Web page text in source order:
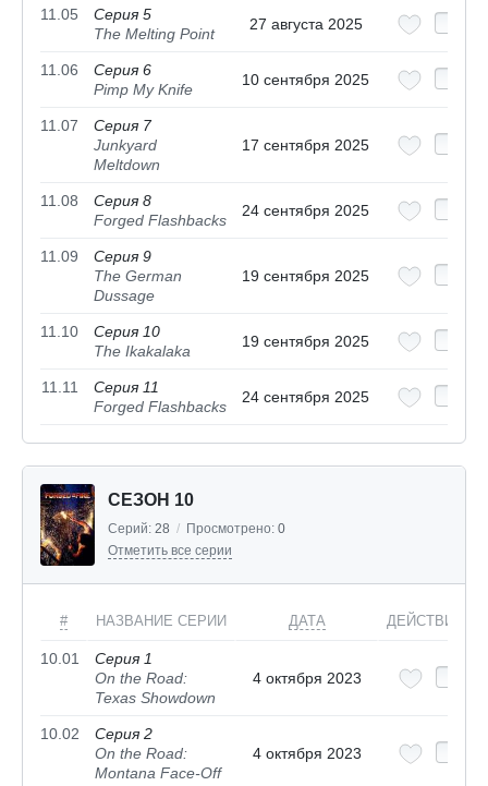
11.05
Серия 5
The Melting Point
27 августа 2025
11.06
Серия 6
Pimp My Knife
10 сентября 2025
11.07
Серия 7
Junkyard
Meltdown
17 сентября 2025
11.08
Серия 8
Forged Flashbacks
24 сентября 2025
11.09
Серия 9
The German
Dussage
19 сентября 2025
11.10
Серия 10
The Ikakalaka
19 сентября 2025
11.11
Серия 11
Forged Flashbacks
24 сентября 2025
СЕЗОН 10
Серий: 28 / Просмотрено: 0
Отметить все серии
# НАЗВАНИЕ СЕРИИ ДАТА ДЕЙСТВИЯ
10.01
Серия 1
On the Road:
Texas Showdown
4 октября 2023
10.02
Серия 2
On the Road:
Montana Face-Off
4 октября 2023